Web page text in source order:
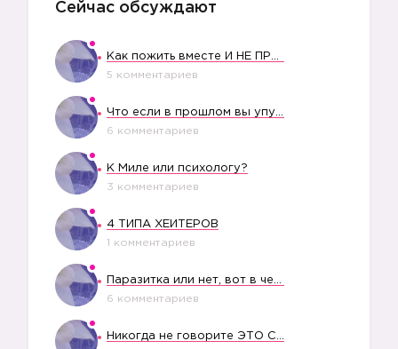
Сейчас обсуждают
5 комментариев
6 комментариев
К Миле или психологу?
3 комментариев
4 ТИПА ХЕЙТЕРОВ
1 комментариев
6 комментариев